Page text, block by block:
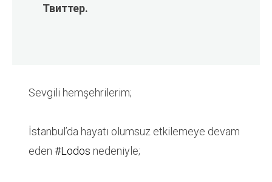
Твиттер.
Sevgili hemşehrilerim;
İstanbul’da hayatı olumsuz etkilemeye devam
eden #Lodos nedeniyle;